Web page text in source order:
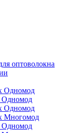
оптоволокна
Одномод
Одномод
Одномод
Многомод
Одномод